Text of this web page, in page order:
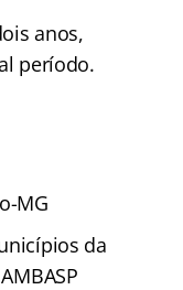
anos,
período.
MG
da